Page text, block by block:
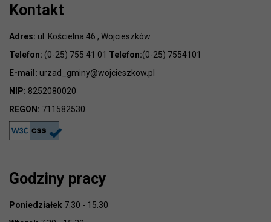
Kontakt
Adres: ul. Kościelna 46 , Wojcieszków
Telefon: (0-25) 755 41 01 Telefon:(0-25) 7554101
E-mail: urzad_gminy@wojcieszkow.pl
NIP: 8252080020
REGON: 711582530
Godziny pracy
Poniedziałek 7.30 - 15.30